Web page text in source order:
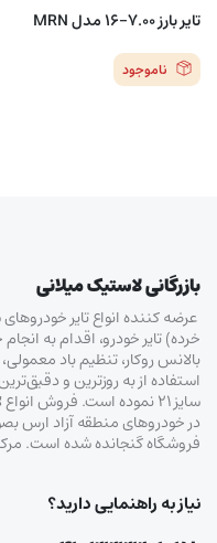
تایر بارز 7.00-16 مدل MRN
ناموجود
بازرگانی لاستیک میلانی
عرضه کننده انواع تایر
خرده‌) تایر خودرو، اقدام به
بالانس روکار، تنظیم باد
سایز ۲۱ نموده است. فروش
در خودروهای منطقه آزاد ارس
فروشگاه گنجانده شده است.
نیاز به راهنمایی دارید؟